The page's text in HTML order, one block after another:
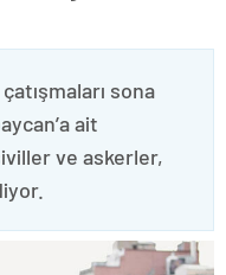
sona
ait
ve askerler,